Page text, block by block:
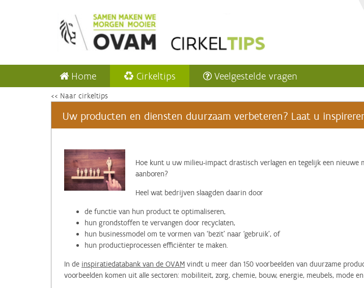
Home Cirkeltips Veelgestelde vragen
<< Naar cirkeltips
Uw producten en diensten duurzaam verbeteren? Laat u
‌Hoe kunt u uw milieu-impact drastisch verlagen en tegelijk een nieuwe
aanboren?
Heel wat bedrijven slaagden daarin door
de functie van hun product te optimaliseren,
hun grondstoffen te vervangen door recyclaten,
hun businessmodel om te vormen van ‘bezit’ naar ‘gebruik’, of
hun productieprocessen efficiënter te maken.
In de inspiratiedatabank van de OVAM vindt u meer dan 150 voorbeelden van duurzame
voorbeelden komen uit alle sectoren: mobiliteit, zorg, chemie, bouw, energie, meubels, mode